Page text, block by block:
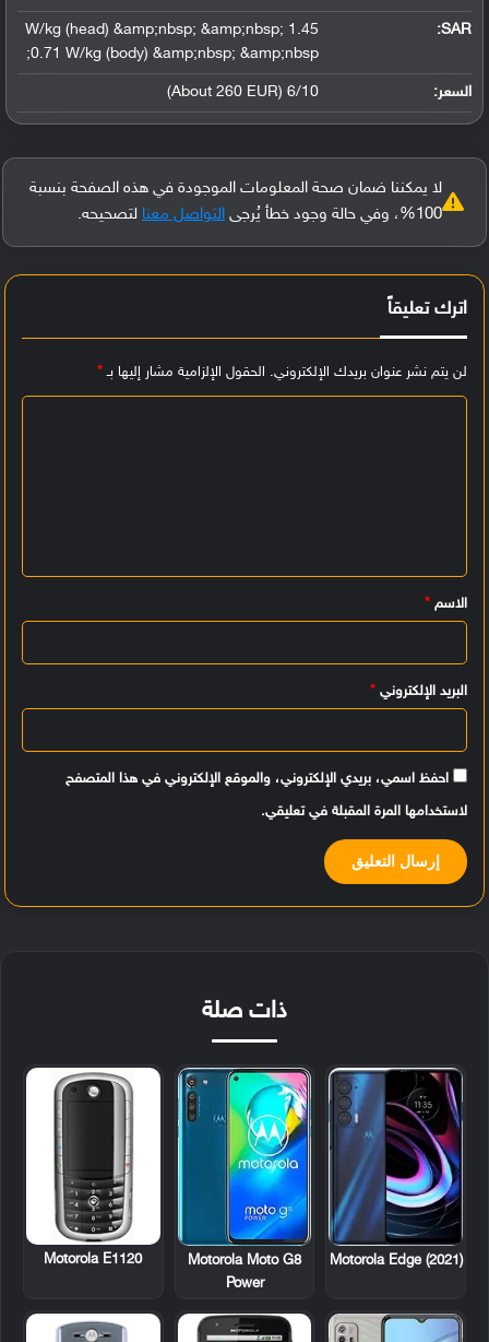
SAR
:
1.45 W/kg (head) &amp;nbsp; &amp;nbsp;
0.71 W/kg (body) &amp;nbsp; &amp;nbsp;
السعر: 6/10 (About 260 EUR)
لا يمكننا ضمان صحة المعلومات الموجودة في هذه الصفحة بنسبة
100%، وفي حالة وجود خطأ يُرجى
التواصل معنا لتصحيحه.
اترك تعليقاً
لن يتم نشر عنوان بريدك الإلكتروني. الحقول الإلزامية مشار إليها بـ*
ي
ق
الاسم *
البريد الإلكتروني *
احفظ اسمي، بريدي الإلكتروني، والموقع الإلكتروني في هذا المتصفح
لاستخدامها المرة المقبلة في تعليقي.
ذات صلة
Motorola Edge (2021)
Motorola Moto G8
Power
Motorola E1120